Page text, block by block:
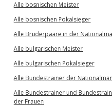
Alle bosnischen Meister
Alle bosnischen Pokalsieger
Alle Brüderpaare in der
Alle bulgarischen Meister
Alle bulgarischen Pokalsieger
Alle Bundestrainer der
Alle Bundestrainer und
der Frauen